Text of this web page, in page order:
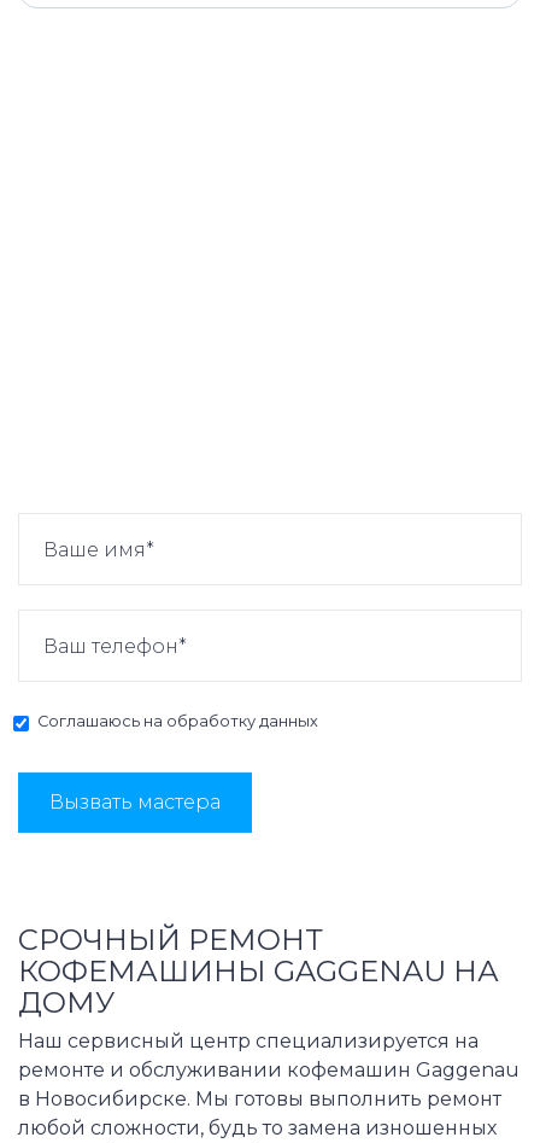
Соглашаюсь на обработку данных
Вызвать мастера
СРОЧНЫЙ РЕМОНТ
КОФЕМАШИНЫ GAGGENAU НА
ДОМУ
Наш сервисный центр специализируется на
ремонте и обслуживании кофемашин Gaggenau
в Новосибирске. Мы готовы выполнить ремонт
любой сложности, будь то замена изношенных